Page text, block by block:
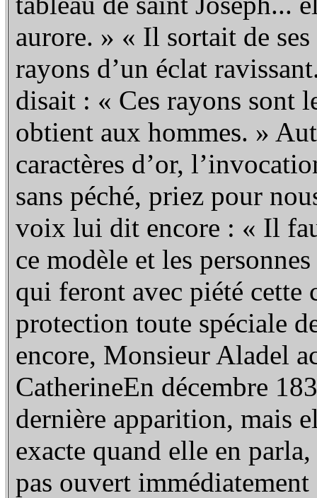
aurore. » « Il sortait de
rayons d’un éclat
disait : « Ces rayons sont
obtient aux hommes. »
caractères d’or,
sans péché, priez pour
voix lui dit encore : « Il
ce modèle et les
qui feront avec piété cette
protection toute spéciale
encore, Monsieur Aladel
CatherineEn décembre
dernière apparition, mais
exacte quand elle en
pas ouvert